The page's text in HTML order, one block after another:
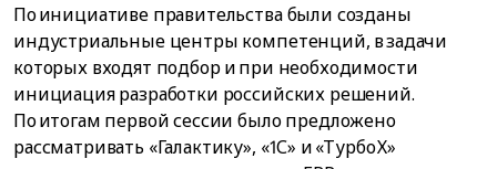
По инициативе правительства были созданы
индустриальные центры компетенций, в задачи
которых входят подбор и при необходимости
инициация разработки российских решений.
По итогам первой сессии было предложено
рассматривать «Галактику», «1С» и «Турбо Х»